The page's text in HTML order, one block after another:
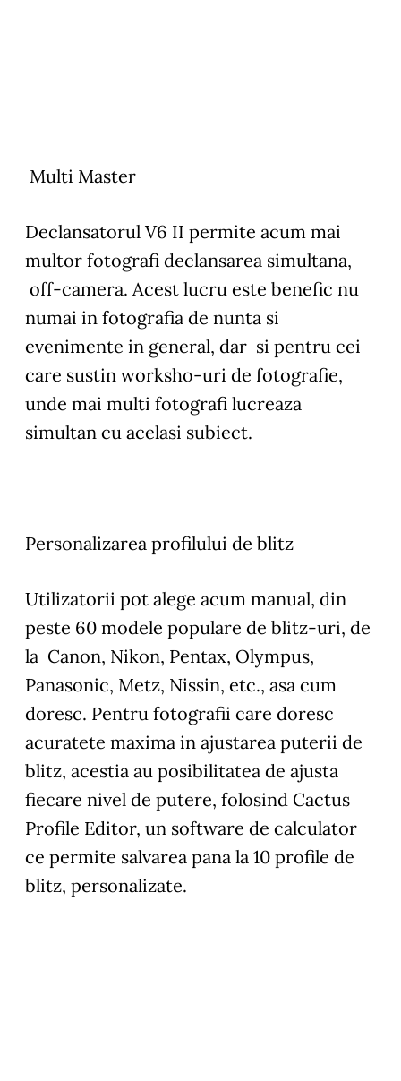
Multi Master
Declansatorul V6 II permite acum mai
multor fotografi declansarea simultana,
off-camera. Acest lucru este benefic nu
numai in fotografia de nunta si
evenimente in general, dar si pentru cei
care sustin worksho-uri de fotografie,
unde mai multi fotografi lucreaza
simultan cu acelasi subiect.
Personalizarea profilului de blitz
Utilizatorii pot alege acum manual, din
peste 60 modele populare de blitz-uri, de
la Canon, Nikon, Pentax, Olympus,
Panasonic, Metz, Nissin, etc., asa cum
doresc. Pentru fotografii care doresc
acuratete maxima in ajustarea puterii de
blitz, acestia au posibilitatea de ajusta
fiecare nivel de putere, folosind Cactus
Profile Editor, un software de calculator
ce permite salvarea pana la 10 profile de
blitz, personalizate.